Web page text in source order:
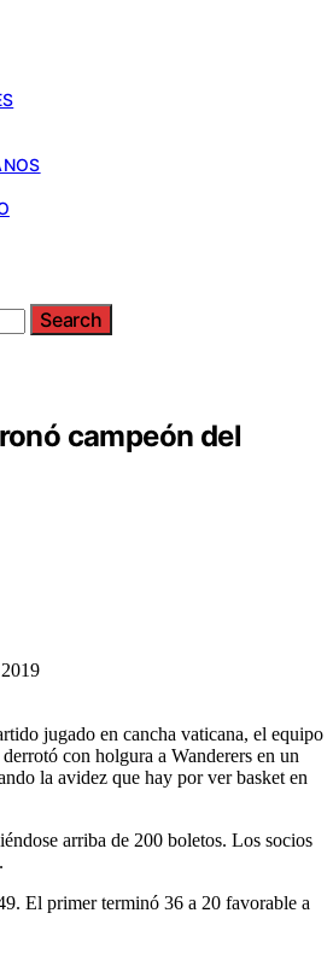
Search
campeón del
jugado en cancha vaticana, el equipo
con holgura a Wanderers en un
la avidez que hay por ver basket en
arriba de 200 boletos. Los socios
El primer terminó 36 a 20 favorable a